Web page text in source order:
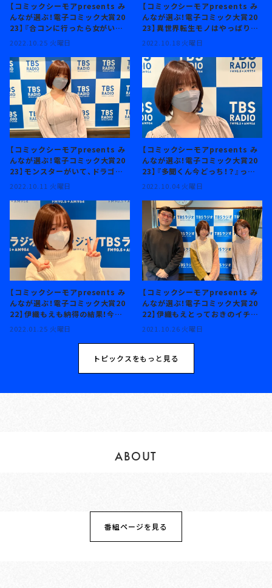
【コミックシーモアpresents み
んなが選ぶ！電子コミック大賞20
23】『合コンに行ったら女がいな
かった話』...って、どんな話！？
2022.10.25 火曜日
【コミックシーモアpresents み
んなが選ぶ！電子コミック大賞20
23】異世界転生モノはやっぱり大
人気！伊織もえが特に推すの
は・・・『ヒロイン不在の悪役令嬢
は婚約破棄してワンコ系従者と逃
亡する』！
2022.10.18 火曜日
【コミックシーモアpresents み
んなが選ぶ！電子コミック大賞20
23】モンスターがいて、ドラゴン
もいて、魔法も使える世界！？ 伊織
もえが語る、『骨ドラゴンのマナ
娘』の魅力とは。
2022.10.11 火曜日
【コミックシーモアpresents み
んなが選ぶ！電子コミック大賞20
23】『多聞くん今どっち！？』って、
どんな作品！？
2022.10.04 火曜日
【コミックシーモアpresents み
んなが選ぶ！電子コミック大賞20
22】伊織もえも納得の結果！今年
の大賞受賞作『只野工業高校の日
常』の魅力とは？
2022.01.25 火曜日
【コミックシーモアpresents み
んなが選ぶ！電子コミック大賞20
22】伊織もえとっておきのイチオ
シ！『最後にひとつだけお願いして
もよろしいでしょうか』を読むべ
し。
2021.10.26 火曜日
トピックスをもっと見る
ABOUT
番組ページを見る